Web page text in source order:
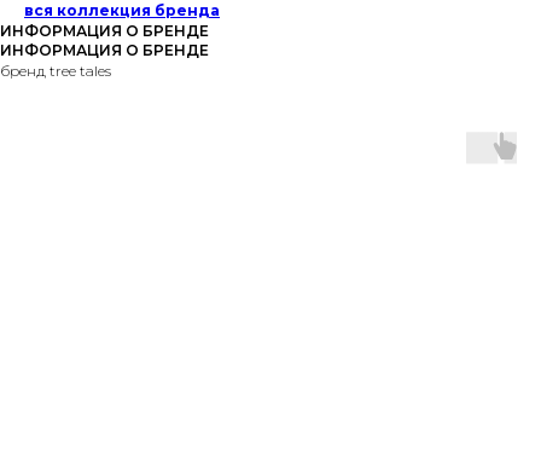
вся коллекция бренда
ИНФОРМАЦИЯ О БРЕНДЕ
ИНФОРМАЦИЯ О БРЕНДЕ
бренд tree tales